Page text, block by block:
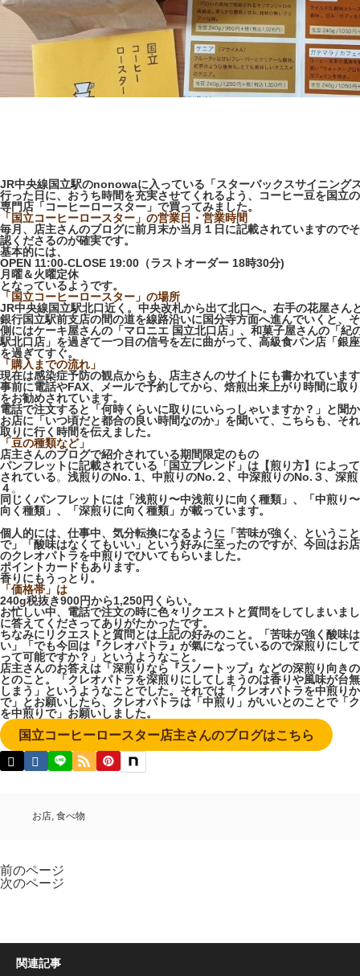
JR中央線国立駅のnonowaに入っている「スターバックスサイニング
行った日に、おうち時間を充実させてくれるよう、コーヒー豆を国立
専門店「コーヒーロースター」で買ってみました。
「国立コーヒーロースター」の営業日・営業時間
毎月、店主さんのブログに前月末か当月１日に記載されていますので
認くださるのが確実です。
基本的には、
OPEN 11:00-CLOSE 19:00（ラストオーダー 18時30分)
月曜＆火曜定休
となっているようです。
「国立コーヒーロースター」の場所
JR中央線国立駅北口近く。中央改札から出て北口へ。右手の花屋さん
銀行国立駅前支店の間の道を線路沿いに国分寺方面へ進んでいくと、
側にはケーキ屋さんの「マロニエ 国立北口店」、和菓子屋さんの「紀
駅北口店」を過ぎて一つ目の信号を左に曲がって、高級食パン店「銀
を過ぎてすぐ。
「購入までの流れ」
現在は感染症予防の観点からも、店主さんのサイトにも書かれていま
事前に電話やFAX、メールで予約してから、焙煎出来上がり時間に取
をお勧めされています。
電話で注文すると「何時くらいに取りにいらっしゃいますか？」と聞
お店に「いつ頃だと都合の良い時間なのか」を聞いて、こちらも、そ
取りに行く時間を伝えました。
「豆の種類など」
店主さんのブログで紹介されている期間限定のもの
パンフレットに記載されている 「国立ブレンド」は 【煎り方】によっ
されている。 浅煎りのNo. 1、中煎りのNo.２、中深煎りのNo.３、深
４ 。
同じくパンフレットには「浅煎り〜中浅煎りに向く種類」、「中煎り
向く種類」、「深煎りに向く種類」が載っています。
個人的には、仕事中、気分転換になるように「苦味が強く、というこ
で」「酸味はなくてもいい」という好みに至ったのですが、今回はお
のクレオパトラを中煎りでひいてもらいました。
ポイントカードもあります。
香りにもうっとり。
「価格帯」は
240g税抜き900円から1,250円くらい。
お忙しい中、電話で注文の時に色々リクエストと質問をしてしまいま
に答えてくださってありがたかったです。
ちなみにリクエストと質問とは上記の好みのこと。「苦味が強く酸味
い」「でも今回は『クレオパトラ』が氣になっているので深煎りにし
って可能ですか？」というようなこと。
店主さんのお答えは「深煎りなら『スノートップ』などの深煎り向き
とのこと。「クレオパトラを深煎りにしてしまうのは香りや風味が台
しまう」というようなことでした。それでは「クレオパトラを中煎り
で」とお願いしたら、クレオパトラは「中煎り」がいいとのことで「
を中煎りで」お願いしました。
国立コーヒーロースター店主さんのブログはこちら
お店, 食べ物
前のページ
次のページ
関連記事